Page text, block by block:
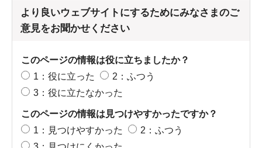
より良いウェブサイトにするためにみなさまのご
意見をお聞かせください
このページの情報は役に立ちましたか？
1：役に立った
2：ふつう
3：役に立たなかった
このページの情報は見つけやすかったですか？
1：見つけやすかった
2：ふつう